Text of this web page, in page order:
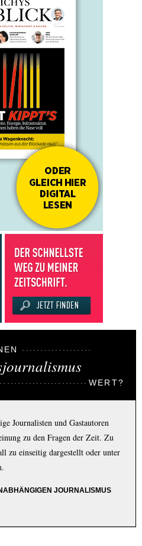
WERT?
Journalisten und Gastautoren
zu den Fragen der Zeit. Zu
zu einseitig dargestellt oder unter
JOURNALISMUS